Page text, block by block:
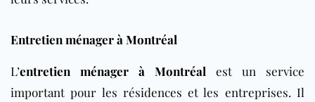
Entretien ménager à Montréal
L’entretien ménager à Montréal est un service
important pour les résidences et les entreprises. Il